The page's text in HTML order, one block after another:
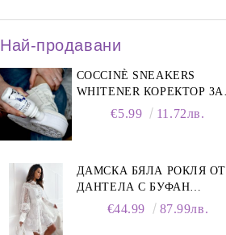
Най-продавани
COCCINÈ SNEAKERS
WHITENER КОРЕКТОР ЗА
БЕЛИ МАРАТОНКИ, 75 ML
€5.99 11.72лв.
ДАМСКА БЯЛА РОКЛЯ ОТ
ДАНТЕЛА С БУФАН
РЪКАВИ И ЯКА
€44.99 87.99лв.